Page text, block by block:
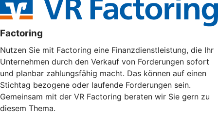
Factoring
Nutzen Sie mit Factoring eine Finanzdienstleistung, die Ihr
Unternehmen durch den Verkauf von Forderungen sofort
und planbar zahlungsfähig macht. Das können auf einen
Stichtag bezogene oder laufende Forderungen sein.
Gemeinsam mit der VR Factoring beraten wir Sie gern zu
diesem Thema.